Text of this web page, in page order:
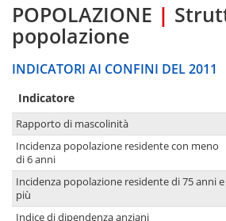
POPOLAZIONE |
popolazione
INDICATORI AI CONFINI DEL 2011
Indicatore
Rapporto di mascolinità
Incidenza popolazione residente con meno
di 6 anni
Incidenza popolazione residente di 75 anni e
più
Indice di dipendenza anziani